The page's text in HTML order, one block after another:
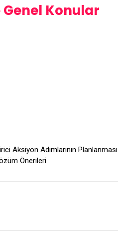
Konular
Aksiyon Adımlarının Planlanması
Önerileri